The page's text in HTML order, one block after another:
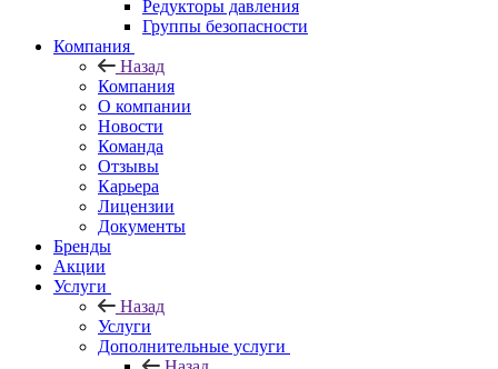
Редукторы давления
Группы безопасности
Компания
Назад
Компания
О компании
Новости
Команда
Отзывы
Карьера
Лицензии
Документы
Бренды
Акции
Услуги
Назад
Услуги
Дополнительные услуги